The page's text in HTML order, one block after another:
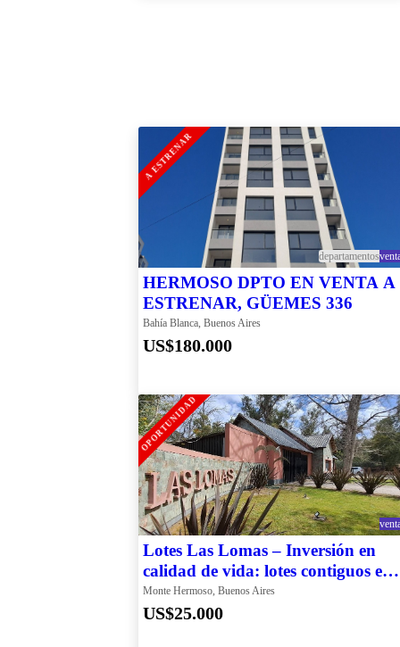
A ESTRENAR
departamentos
HERMOSO DPTO EN VENTA A
ESTRENAR, GÜEMES 336
Bahía Blanca, Buenos Aires
US$180.000
OPORTUNIDAD
Lotes Las Lomas – Inversión en
calidad de vida: lotes contiguos en
barrio privado
Monte Hermoso, Buenos Aires
US$25.000